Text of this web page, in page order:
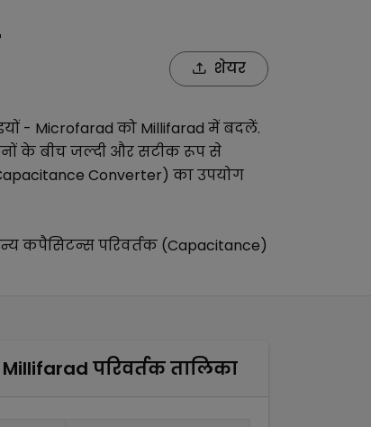
शेयर
- Microfarad को Millifarad में बदलें.
के बीच जल्दी और सटीक रूप से
Converter) का उपयोग
कपैसिटन्स परिवर्तक (Capacitance)
Millifarad परिवर्तक तालिका